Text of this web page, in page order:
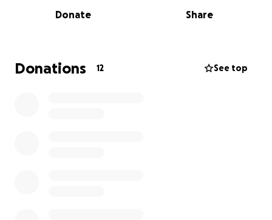
Dekoration verbunden ist, sammeln wir Spenden,
Ziel ein Stück näher.
Donate Share
Donations 12 See top